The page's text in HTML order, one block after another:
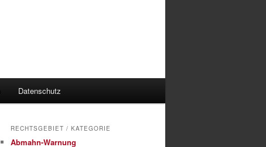
Datenschutz
RECHTSGEBIET / KATEGORIE
Abmahn-Warnung